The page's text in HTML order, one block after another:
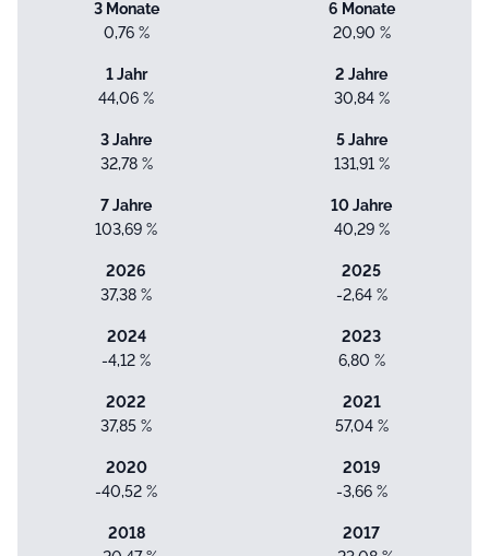
3 Monate
0,76 %
6 Monate
20,90 %
1 Jahr
44,06 %
2 Jahre
30,84 %
3 Jahre
32,78 %
5 Jahre
131,91 %
7 Jahre
103,69 %
10 Jahre
40,29 %
2026
37,38 %
2025
-2,64 %
2024
-4,12 %
2023
6,80 %
2022
37,85 %
2021
57,04 %
2020
-40,52 %
2019
-3,66 %
2018
2017